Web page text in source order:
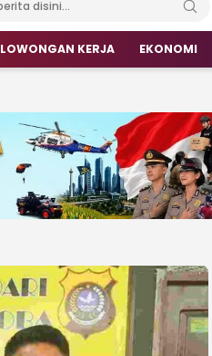
LOWONGAN KERJA EKONOMI